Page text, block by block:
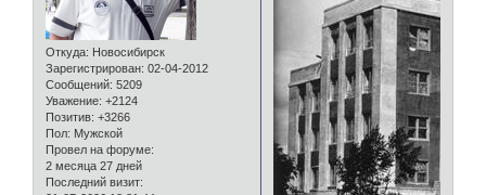
Откуда: Новосибирск
Зарегистрирован: 02-04-2012
Сообщений: 5209
Уважение: +2124
Позитив: +3266
Пол: Мужской
Провел на форуме:
2 месяца 27 дней
Последний визит: